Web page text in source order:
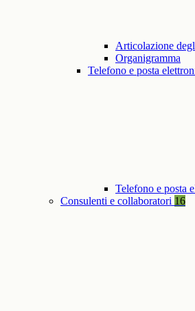
Articolazione
Organigramma
Telefono e posta
Telefono e posta
Consulenti e collaboratori 16